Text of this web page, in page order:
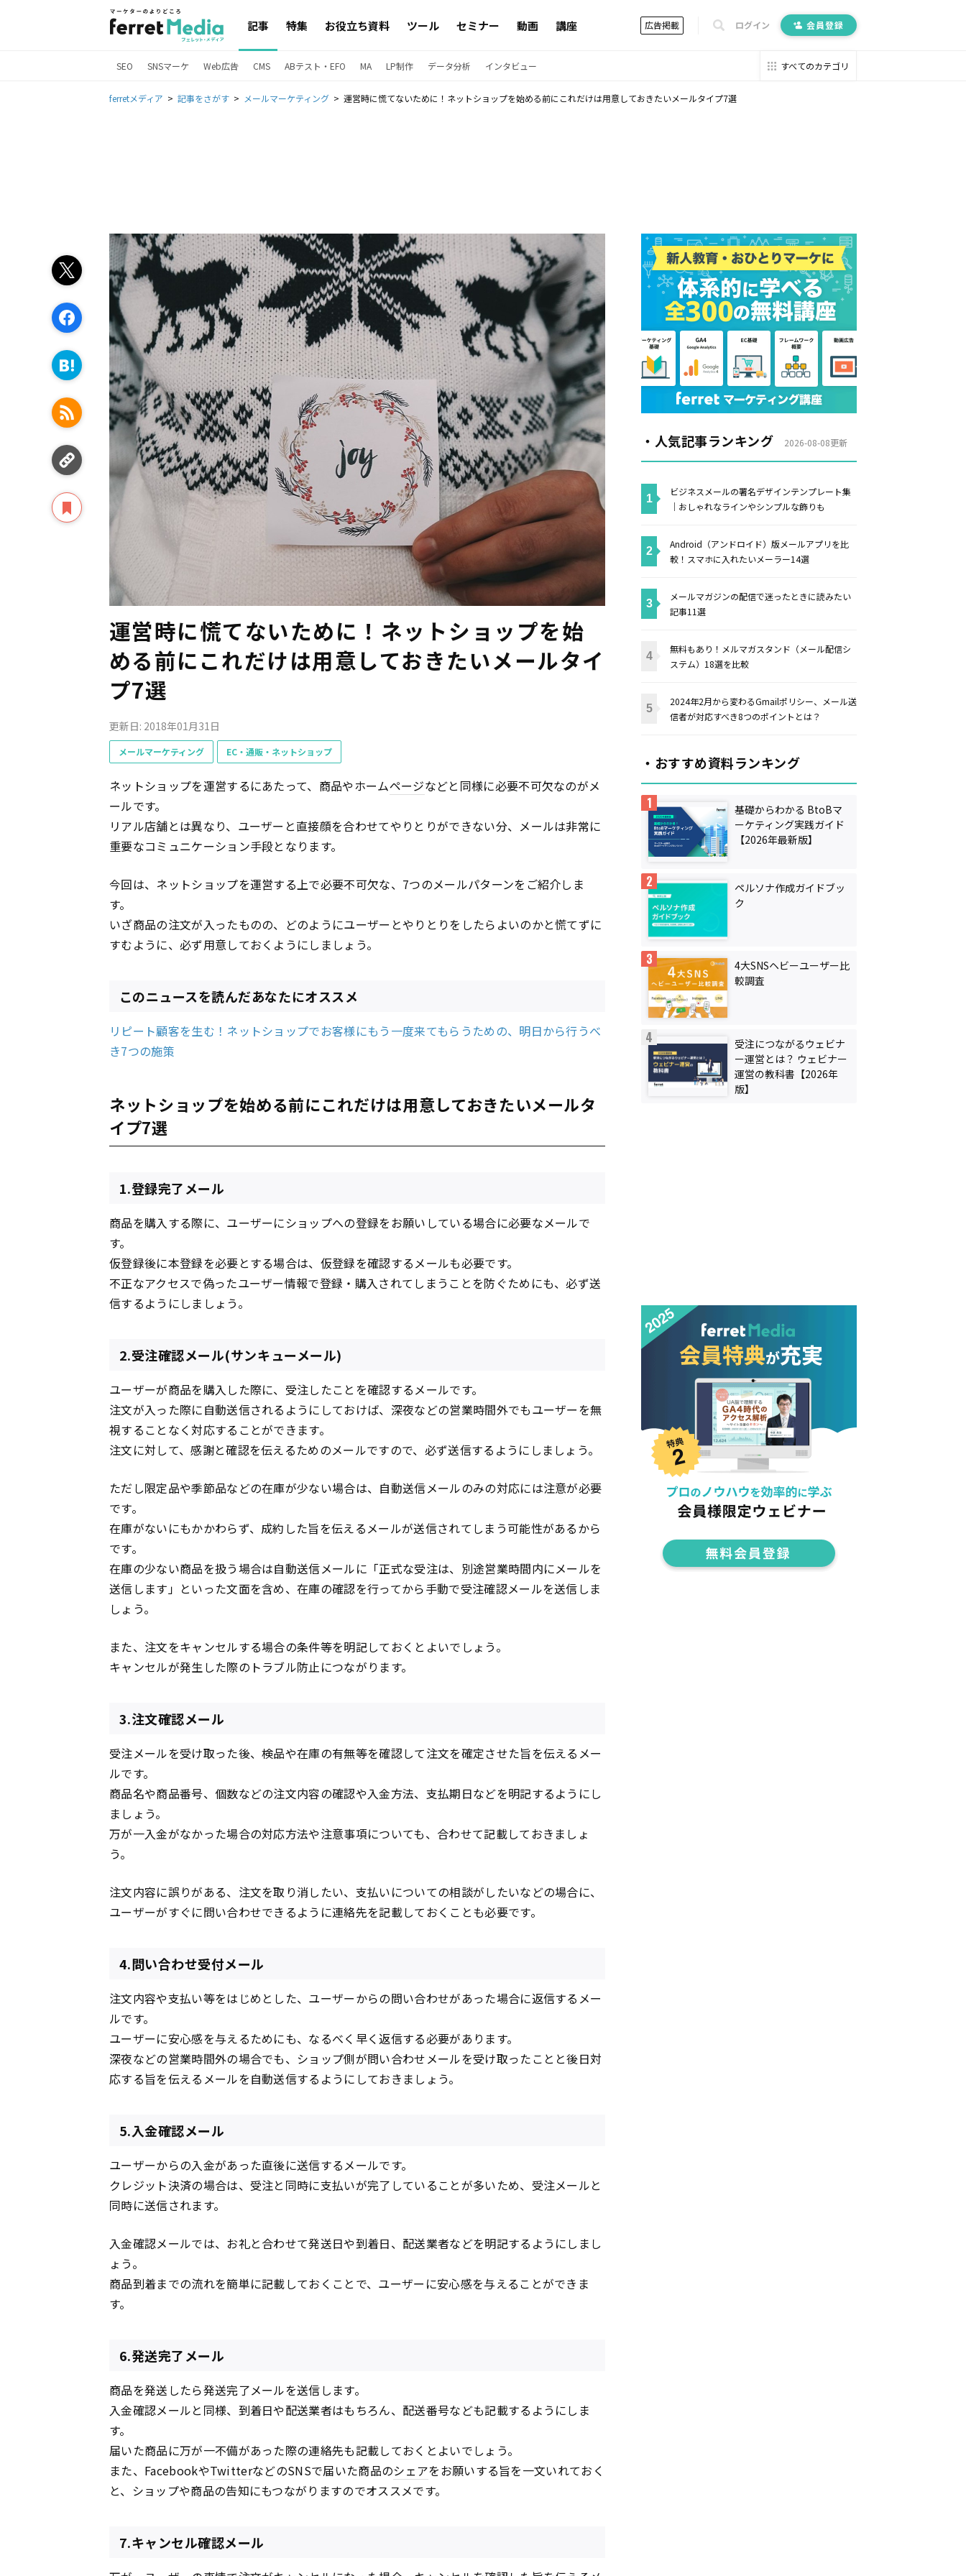
記事 特集 お役立ち資料 ツール セミナー 動画 講座 広告掲載 ログイン 会員登録
SEO SNSマーケ Web広告 CMS ABテスト・EFO MA LP制作 データ分析 インタビュー すべてのカテゴリ
ferretメディア 記事をさがす メールマーケティング 運営時に慌てないために！ネットショップを始める前にこれだけは用意しておきたいメールタイプ7選
運営時に慌てないために！ネットショップを始
める前にこれだけは用意しておきたいメールタイ
プ7選
更新日: 2018年01月31日
メールマーケティング EC・通販・ネットショップ
ネットショップを運営するにあたって、商品やホームページなどと同様に必要不可欠なのがメ
ールです。
リアル店舗とは異なり、ユーザーと直接顔を合わせてやりとりができない分、メールは非常に
重要なコミュニケーション手段となります。
今回は、ネットショップを運営する上で必要不可欠な、7つのメールパターンをご紹介しま
す。
いざ商品の注文が入ったものの、どのようにユーザーとやりとりをしたらよいのかと慌てずに
すむように、必ず用意しておくようにしましょう。
このニュースを読んだあなたにオススメ
リピート顧客を生む！ネットショップでお客様にもう一度来てもらうための、明日から行うべ
き7つの施策
ネットショップを始める前にこれだけは用意しておきたいメールタ
イプ7選
1.登録完了メール
商品を購入する際に、ユーザーにショップへの登録をお願いしている場合に必要なメールで
す。
仮登録後に本登録を必要とする場合は、仮登録を確認するメールも必要です。
不正なアクセスで偽ったユーザー情報で登録・購入されてしまうことを防ぐためにも、必ず送
信するようにしましょう。
2.受注確認メール(サンキューメール)
ユーザーが商品を購入した際に、受注したことを確認するメールです。
注文が入った際に自動送信されるようにしておけば、深夜などの営業時間外でもユーザーを無
視することなく対応することができます。
注文に対して、感謝と確認を伝えるためのメールですので、必ず送信するようにしましょう。
ただし限定品や季節品などの在庫が少ない場合は、自動送信メールのみの対応には注意が必要
です。
在庫がないにもかかわらず、成約した旨を伝えるメールが送信されてしまう可能性があるから
です。
在庫の少ない商品を扱う場合は自動送信メールに「正式な受注は、別途営業時間内にメールを
送信します」といった文面を含め、在庫の確認を行ってから手動で受注確認メールを送信しま
しょう。
また、注文をキャンセルする場合の条件等を明記しておくとよいでしょう。
キャンセルが発生した際のトラブル防止につながります。
3.注文確認メール
受注メールを受け取った後、検品や在庫の有無等を確認して注文を確定させた旨を伝えるメー
ルです。
商品名や商品番号、個数などの注文内容の確認や入金方法、支払期日などを明記するようにし
ましょう。
万が一入金がなかった場合の対応方法や注意事項についても、合わせて記載しておきましょ
う。
注文内容に誤りがある、注文を取り消したい、支払いについての相談がしたいなどの場合に、
ユーザーがすぐに問い合わせできるように連絡先を記載しておくことも必要です。
4.問い合わせ受付メール
注文内容や支払い等をはじめとした、ユーザーからの問い合わせがあった場合に返信するメー
ルです。
ユーザーに安心感を与えるためにも、なるべく早く返信する必要があります。
深夜などの営業時間外の場合でも、ショップ側が問い合わせメールを受け取ったことと後日対
応する旨を伝えるメールを自動送信するようにしておきましょう。
5.入金確認メール
ユーザーからの入金があった直後に送信するメールです。
クレジット決済の場合は、受注と同時に支払いが完了していることが多いため、受注メールと
同時に送信されます。
入金確認メールでは、お礼と合わせて発送日や到着日、配送業者などを明記するようにしまし
ょう。
商品到着までの流れを簡単に記載しておくことで、ユーザーに安心感を与えることができま
す。
6.発送完了メール
商品を発送したら発送完了メールを送信します。
入金確認メールと同様、到着日や配送業者はもちろん、配送番号なども記載するようにしま
す。
届いた商品に万が一不備があった際の連絡先も記載しておくとよいでしょう。
また、FacebookやTwitterなどのSNSで届いた商品のシェアをお願いする旨を一文いれておく
と、ショップや商品の告知にもつながりますのでオススメです。
7.キャンセル確認メール
・人気記事ランキング 2026-08-08更新
ビジネスメールの署名デザインテンプレート集
｜おしゃれなラインやシンプルな飾りも
Android（アンドロイド）版メールアプリを比
較！スマホに入れたいメーラー14選
メールマガジンの配信で迷ったときに読みたい
記事11選
無料もあり！メルマガスタンド（メール配信シ
ステム）18選を比較
2024年2月から変わるGmailポリシー、メール送
信者が対応すべき8つのポイントとは？
・おすすめ資料ランキング
基礎からわかる BtoBマ
ーケティング実践ガイド
【2026年最新版】
ペルソナ作成ガイドブッ
ク
4大SNSヘビーユーザー比
較調査
受注につながるウェビナ
ー運営とは？ ウェビナー
運営の教科書【2026年
版】